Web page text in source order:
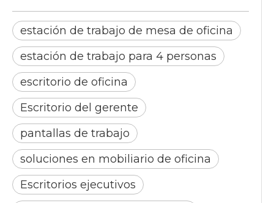
estación de trabajo de mesa de oficina
estación de trabajo para 4 personas
escritorio de oficina
Escritorio del gerente
pantallas de trabajo
soluciones en mobiliario de oficina
Escritorios ejecutivos